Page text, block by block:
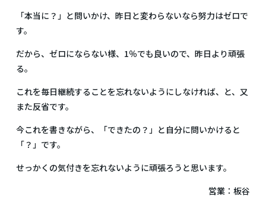
「本当に？」と問いかけ、昨日と変わらないなら努力はゼロで
す。
だから、ゼロにならない様、1％でも良いので、昨日より頑張
る。
これを毎日継続することを忘れないようにしなければ、と、又
また反省です。
今これを書きながら、「できたの？」と自分に問いかけると
「？」です。
せっかくの気付きを忘れないように頑張ろうと思います。
営業：板谷